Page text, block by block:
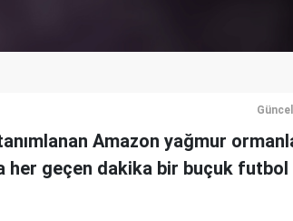
Amazon yağmur
her geçen dakika bir buçuk futbol